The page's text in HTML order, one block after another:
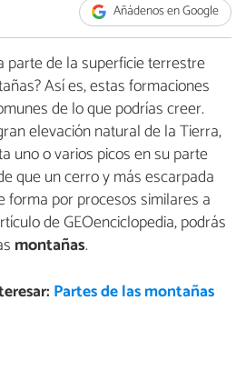
Añádenos en Google
parte de la superficie terrestre
Así es, estas formaciones
de lo que podrías creer.
elevación natural de la Tierra,
uno o varios picos en su parte
que un cerro y más escarpada
forma por procesos similares a
de GEOenciclopedia, podrás
montañas.
Partes de las montañas